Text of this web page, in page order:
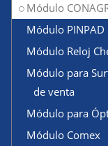
Módulo
Módulo PINPAD
Módulo Reloj
Módulo para
de venta
Módulo para
Módulo Comex